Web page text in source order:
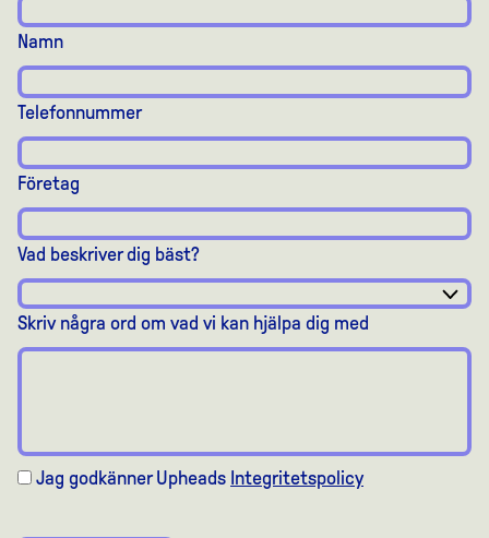
Namn
Telefonnummer
Företag
Vad beskriver dig bäst?
Skriv några ord om vad vi kan hjälpa dig med
Jag godkänner Upheads Integritetspolicy